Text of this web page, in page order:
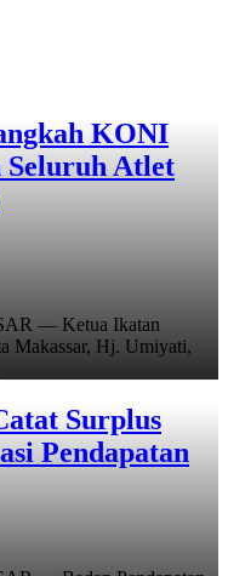
KONI
Seluruh Atlet
— Ketua Ikatan
Makassar, Hj. Umiyati,
Surplus
Pendapatan